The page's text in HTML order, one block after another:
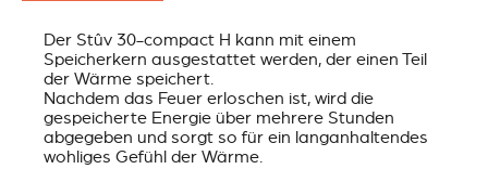
Der Stûv 30-compact H kann mit einem
Speicherkern ausgestattet werden, der einen Teil
der Wärme speichert.
Nachdem das Feuer erloschen ist, wird die
gespeicherte Energie über mehrere Stunden
abgegeben und sorgt so für ein langanhaltendes
wohliges Gefühl der Wärme.